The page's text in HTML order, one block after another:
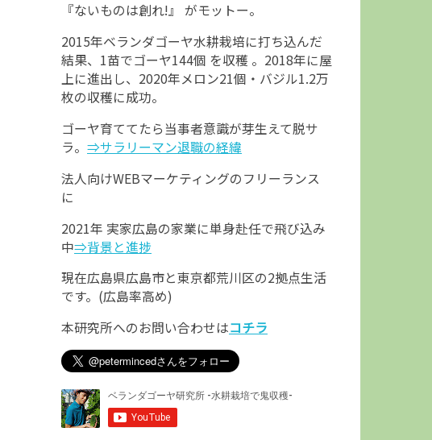
『ないものは創れ!』 がモットー。
2015年ベランダゴーヤ水耕栽培に打ち込んだ
結果、1苗でゴーヤ144個 を収穫 。2018年に屋
上に進出し、2020年メロン21個・バジル1.2万
枚の収穫に成功。
ゴーヤ育ててたら当事者意識が芽生えて脱サ
ラ。 ⇒サラリーマン退職の経緯
法人向けWEBマーケティングのフリーランス
に
2021年 実家広島の家業に単身赴任で飛び込み
中⇒背景と進捗
現在広島県広島市と東京都荒川区の2拠点生活
です。(広島率高め)
本研究所へのお問い合わせはコチラ